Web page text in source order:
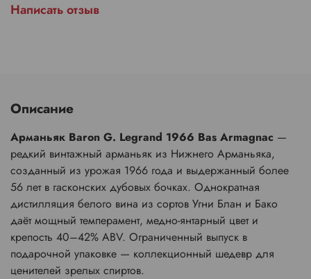
Написать отзыв
Описание
Арманьяк Baron G. Legrand 1966 Bas Armagnac —
редкий винтажный арманьяк из Нижнего Арманьяка,
созданный из урожая 1966 года и выдержанный более
56 лет в гасконских дубовых бочках. Однократная
дистилляция белого вина из сортов Угни Блан и Бако
даёт мощный темперамент, медно-янтарный цвет и
крепость 40–42% ABV. Ограниченный выпуск в
подарочной упаковке — коллекционный шедевр для
ценителей зрелых спиртов.